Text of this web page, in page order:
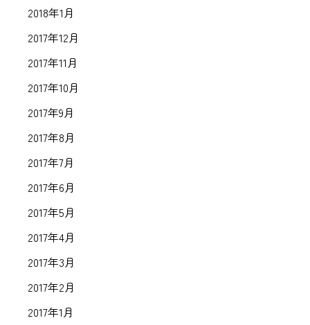
2018年1月
2017年12月
2017年11月
2017年10月
2017年9月
2017年8月
2017年7月
2017年6月
2017年5月
2017年4月
2017年3月
2017年2月
2017年1月